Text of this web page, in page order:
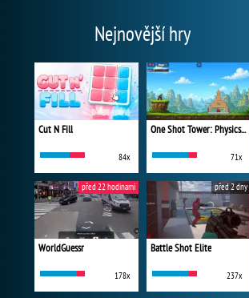
Nejnovější hry
Cut N Fill
84x
One Shot Tower: Physics Destroyer
71x
WorldGuessr
178x
před 22 hodinami
Battle Shot Elite
237x
před 2 dny